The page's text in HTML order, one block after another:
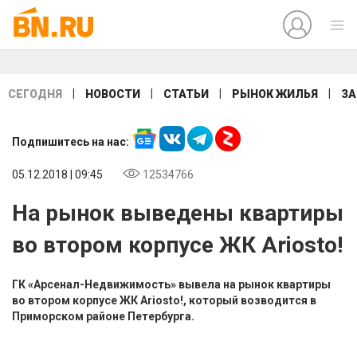
СЕГОДНЯ НОВОСТИ СТАТЬИ РЫНОК ЖИЛЬЯ
Подпишитесь на нас:
05.12.2018 | 09:45 12534766
На рынок выведены квартиры
во втором корпусе ЖК Ariosto!
ГК «Арсенал-Недвижимость» вывела на рынок квартиры
во втором корпусе ЖК Ariosto!, который возводится в
Приморском районе Петербурга.